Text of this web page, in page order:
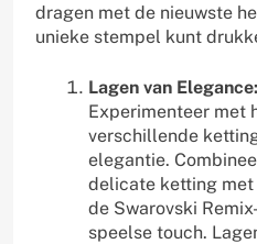
dragen met de nieuwste
unieke stempel kunt
Lagen van Elegance:
Experimenteer met
verschillende
elegantie.
delicate ketting
de Swarovski
speelse touch.